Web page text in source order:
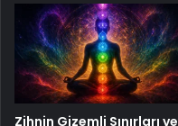
Zihnin Gizemli Sınırları ve